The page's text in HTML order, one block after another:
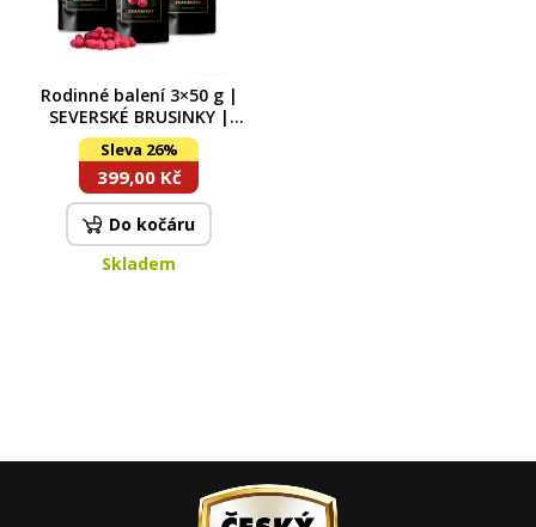
Rodinné balení 3×50 g |
SEVERSKÉ BRUSINKY |
lyofilizované, celé ovoce
sušené mrazem
Sleva 26%
399,00 Kč
Do kočáru
Skladem